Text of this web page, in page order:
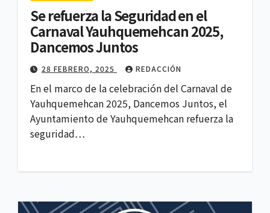
Se refuerza la Seguridad en el
Carnaval Yauhquemehcan 2025,
Dancemos Juntos
28 FEBRERO, 2025 REDACCIÓN
En el marco de la celebración del Carnaval de
Yauhquemehcan 2025, Dancemos Juntos, el
Ayuntamiento de Yauhquemehcan refuerza la
seguridad…